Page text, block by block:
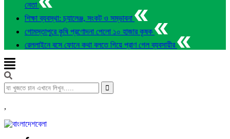
নেতা
শিক্ষা ব্যবস্থা: চ্যালেঞ্জ, সংকট ও সম্ভাবনা
গোমস্তাপুরে কৃষি প্রণোদনা পেলো ১০ হাজার কৃষক
রেললাইনে বসে ফোনে কথা বলতে গিয়ে প্রাণ গেল ব্যবসায়ীর
,